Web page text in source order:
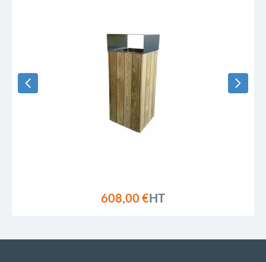
608,00 €HT